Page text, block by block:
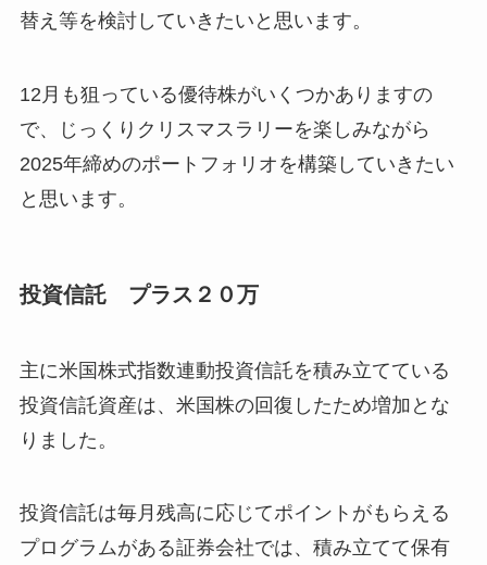
替え等を検討していきたいと思います。
12月も狙っている優待株がいくつかありますの
で、じっくりクリスマスラリーを楽しみながら
2025年締めのポートフォリオを構築していきたい
と思います。
投資信託 プラス２０万
主に米国株式指数連動投資信託を積み立てている
投資信託資産は、米国株の回復したため増加とな
りました。
投資信託は毎月残高に応じてポイントがもらえる
プログラムがある証券会社では、積み立てて保有